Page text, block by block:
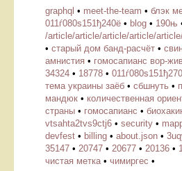
graphql • meet-the-team • блэк
011ѓ080ѕ151ђ240ё • blog • 190њ
/article/article/article/article/
• старый дом банд-расчёт •
амнистия • гомосапианс вор-
34324 • 18778 •
тема украины заёб • сбшнуть •
мандюк • количественная
страны • гомосапианс •
vtsahta2tvs9ctj6 • security •
devfest • billing • about.json •
35147 • 20747 • 20677 • 20136 •
чистая метка • чимиргес •